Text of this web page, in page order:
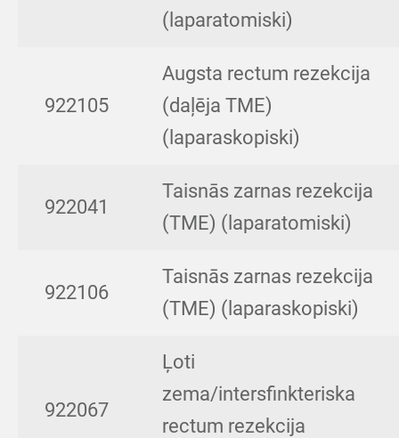
(laparatomiski)
922105
Augsta rectum rezekcija
(daļēja TME)
(laparaskopiski)
922041
Taisnās zarnas rezekcija
(TME) (laparatomiski)
922106
Taisnās zarnas rezekcija
(TME) (laparaskopiski)
922067
Ļoti
zema/intersfinkteriska
rectum rezekcija